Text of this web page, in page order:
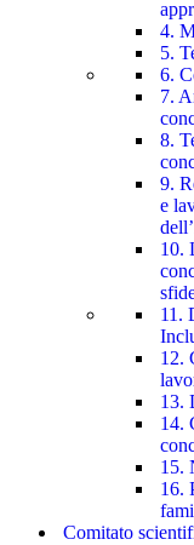
4.
5.
6.
7.
8.
9.
e
10.
11.
12.
13.
14.
15.
16.
Comitato